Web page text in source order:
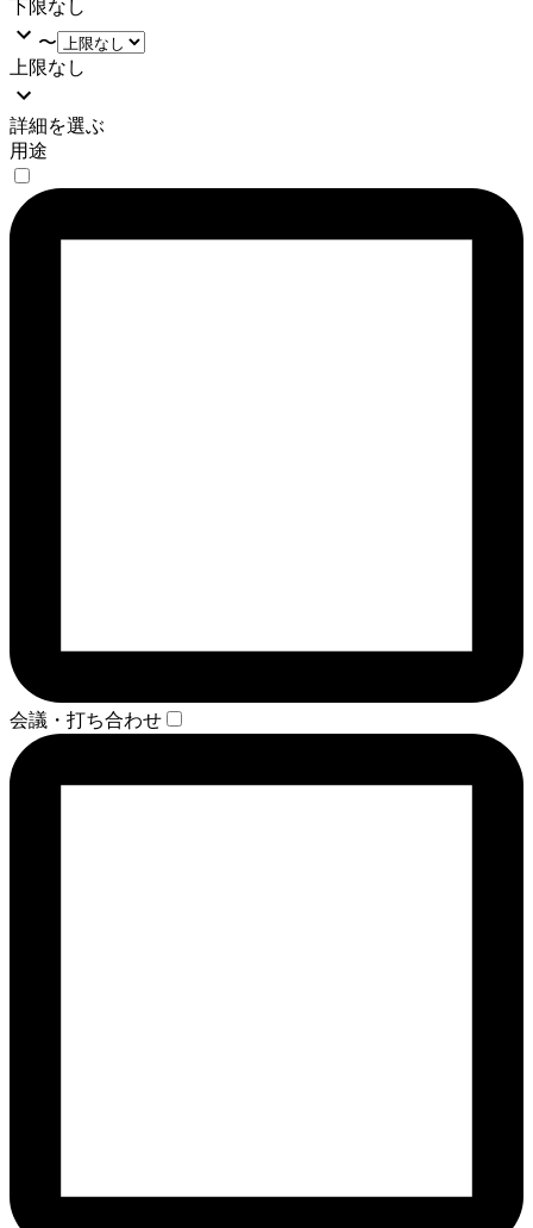
下限なし
〜
上限なし
詳細を選ぶ
用途
会議・打ち合わせ